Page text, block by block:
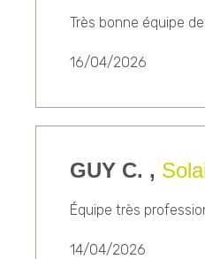
Très bonne équipe
16/04/2026
GUY C. ,
Équipe très
14/04/2026